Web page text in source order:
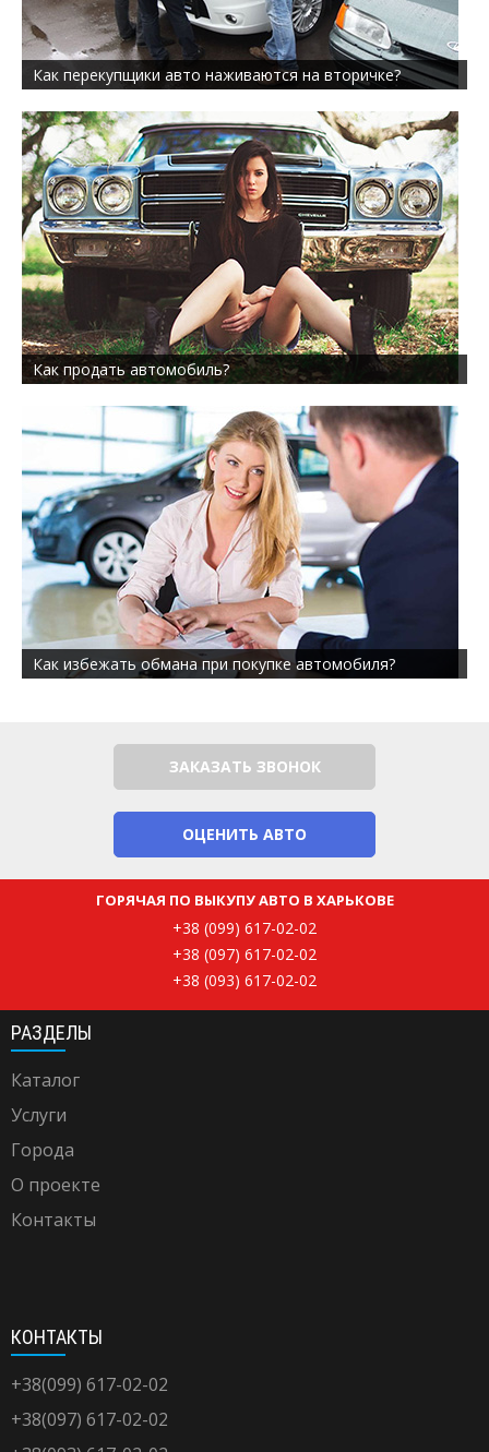
Как перекупщики авто наживаются на вторичке?
Как продать автомобиль?
Как избежать обмана при покупке автомобиля?
ЗАКАЗАТЬ ЗВОНОК
ОЦЕНИТЬ АВТО
ГОРЯЧАЯ ПО ВЫКУПУ АВТО В ХАРЬКОВЕ
+38 (099) 617-02-02
+38 (097) 617-02-02
+38 (093) 617-02-02
РАЗДЕЛЫ
Каталог
Услуги
Города
О проекте
Контакты
КОНТАКТЫ
+38(099) 617-02-02
+38(097) 617-02-02